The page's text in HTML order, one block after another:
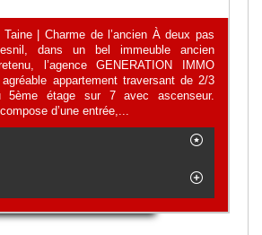
Taine | Charme de l’ancien À deux pas
dans un bel immeuble ancien
l’agence GENERATION IMMO
appartement traversant de 2/3
5ème étage sur 7 avec ascenseur.
d’une entrée,...